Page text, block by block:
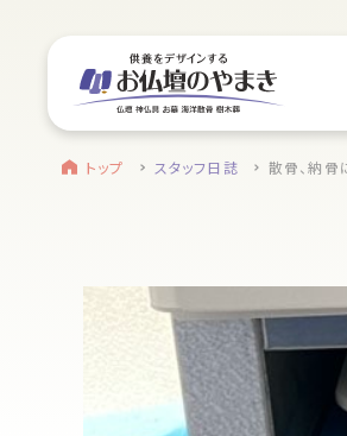
find a store お近くのお店
駐車場
駐車場
所在地
静岡県
電話番号
site menu サイトメニュー
静岡のお盆
盆提灯・初盆で使う品・その他お盆用
トップ スタッフ日誌 散骨、納骨